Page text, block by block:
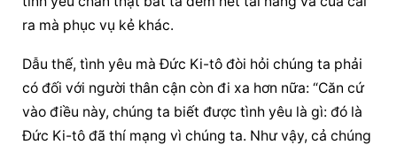
ra mà phục vụ kẻ khác.
Dẫu thế, tình yêu mà Đức Ki-tô đòi hỏi chúng ta phải
có đối với người thân cận còn đi xa hơn nữa: “Căn cứ
vào điều này, chúng ta biết được tình yêu là gì: đó là
Đức Ki-tô đã thí mạng vì chúng ta. Như vậy, cả chúng